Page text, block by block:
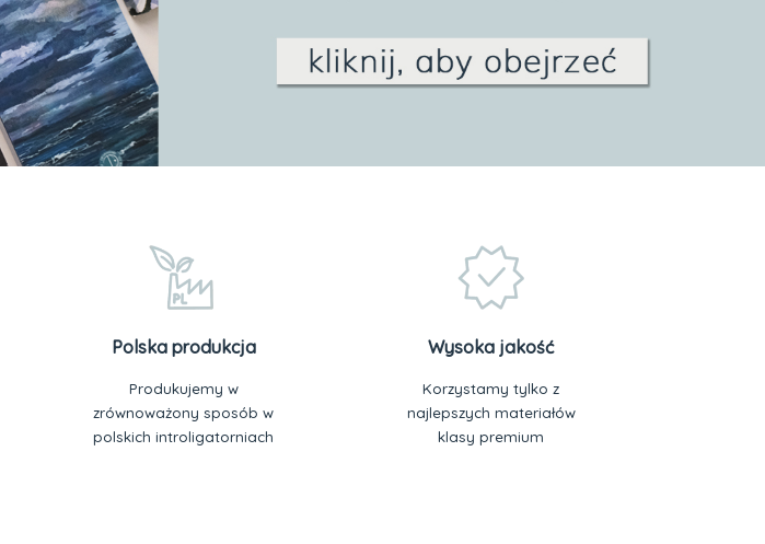
Polska produkcja
Produkujemy w
zrównoważony sposób w
polskich introligatorniach
Wysoka jakość
Korzystamy tylko z
najlepszych materiałów
klasy premium